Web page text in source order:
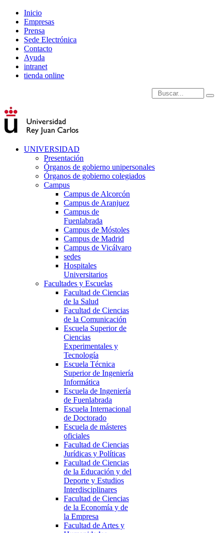
Inicio
Empresas
Prensa
Sede Electrónica
Contacto
Ayuda
intranet
tienda online
Introduce términos de
UNIVERSIDAD
Presentación
Órganos de gobierno unipersonales
Órganos de gobierno colegiados
Campus
Campus de Alcorcón
Campus de Aranjuez
Campus de
Fuenlabrada
Campus de Móstoles
Campus de Madrid
Campus de Vicálvaro
sedes
Hospitales
Universitarios
Facultades y Escuelas
Facultad de Ciencias
de la Salud
Facultad de Ciencias
de la Comunicación
Escuela Superior de
Ciencias
Experimentales y
Tecnología
Escuela Técnica
Superior de Ingeniería
Informática
Escuela de Ingeniería
de Fuenlabrada
Escuela Internacional
de Doctorado
Escuela de másteres
oficiales
Facultad de Ciencias
Jurídicas y Políticas
Facultad de Ciencias
de la Educación y del
Deporte y Estudios
Interdisciplinares
Facultad de Ciencias
de la Economía y de
la Empresa
Facultad de Artes y